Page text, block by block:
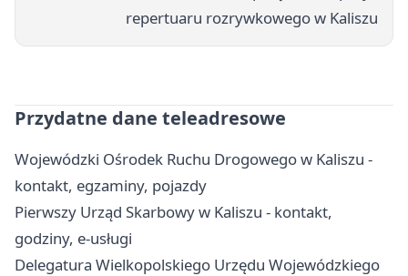
repertuaru rozrywkowego w Kaliszu
Przydatne dane teleadresowe
Wojewódzki Ośrodek Ruchu Drogowego w Kaliszu -
kontakt, egzaminy, pojazdy
Pierwszy Urząd Skarbowy w Kaliszu - kontakt,
godziny, e-usługi
Delegatura Wielkopolskiego Urzędu Wojewódzkiego